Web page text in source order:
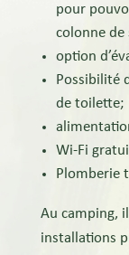
pour
colonne de
option
Possibilité
de toilette;
Wi-Fi
Plomberie
Au camping,
installations